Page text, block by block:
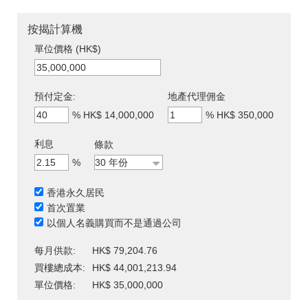
按揭計算機
單位價格 (HK$)
預付定金:
% HK$ 14,000,000
地產代理佣金
% HK$ 350,000
利息
%
條款
香港永久居民
首次置業
以個人名義購買而不是通過公司
每月供款:
HK$ 79,204.76
買樓總成本:
HK$ 44,001,213.94
單位價格:
HK$ 35,000,000